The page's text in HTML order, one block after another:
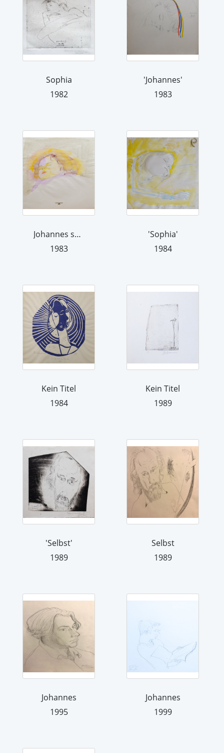
Sophia
1982
'Johannes'
1983
Johannes schläft
1983
'Sophia'
1984
Kein Titel
1984
Kein Titel
1989
'Selbst'
1989
Selbst
1989
Johannes
1995
Johannes
1999